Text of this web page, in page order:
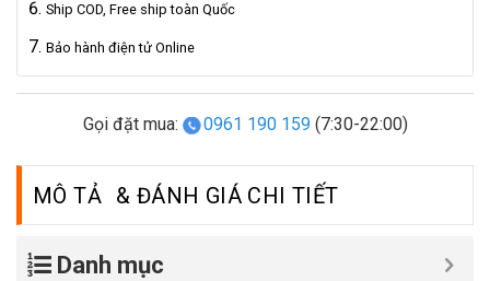
Ship COD, Free ship toàn Quốc
Bảo hành điện tử Online
Gọi đặt mua: 0961 190 159 (7:30-22:00)
MÔ TẢ
Danh mục